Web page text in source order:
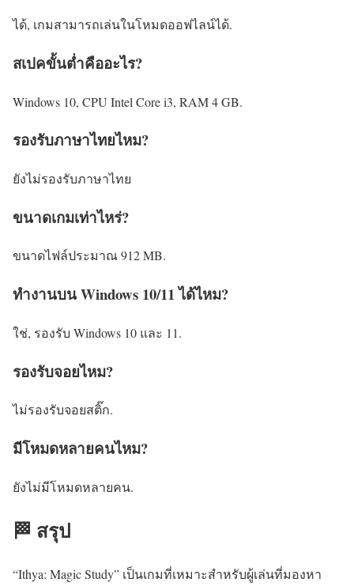
ได้, เกมสามารถเล่นในโหมดออฟไลน์ได้.
สเปคขั้นต่ำคืออะไร?
Windows 10, CPU Intel Core i3, RAM 4 GB.
รองรับภาษาไทยไหม?
ยังไม่รองรับภาษาไทย
ขนาดเกมเท่าไหร่?
ขนาดไฟล์ประมาณ 912 MB.
ทำงานบน Windows 10/11 ได้ไหม?
ใช่, รองรับ Windows 10 และ 11.
รองรับจอยไหม?
ไม่รองรับจอยสติ๊ก.
มีโหมดหลายคนไหม?
ยังไม่มีโหมดหลายคน.
🏁 สรุป
“Ithya: Magic Study” เป็นเกมที่เหมาะสำหรับผู้เล่นที่มองหา